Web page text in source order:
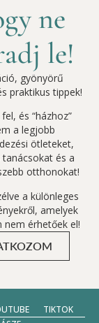
ne
le!
gyönyörű
praktikus tippek!
és “házhoz”
a legjobb
ötleteket,
tanácsokat és a
otthonokat!
a különleges
amelyek
nem érhetőek el!
TIKTOK